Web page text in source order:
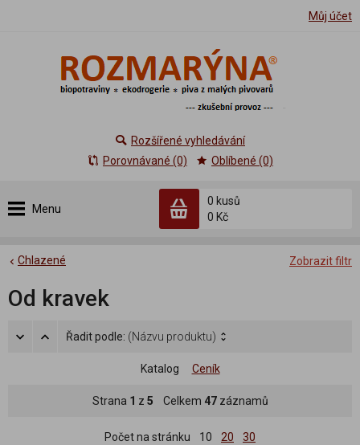
Můj účet
Menu
0 kusů
0 Kč
Rozšířené vyhledávání
Porovnávané (0)
Oblíbené (0)
Zobrazit filtr
Chlazené
Od kravek
Řadit podle: (Názvu produktu)
Katalog Ceník
Strana 1 z 5 Celkem 47záznamů
Počet na stránku 10 20 30